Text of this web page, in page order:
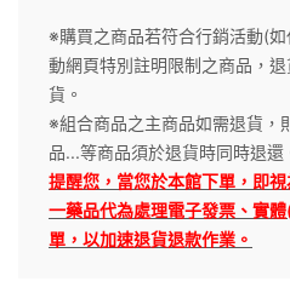
※購買之商品若符合行銷活動(
動網頁特別註明限制之商品，
貨。
※組合商品之主商品如需退貨，
品...等商品須於退貨時同時退還
提醒您，當您於本館下單，即
一藥品代為處理電子發票、實體
單，以加速退貨退款作業。